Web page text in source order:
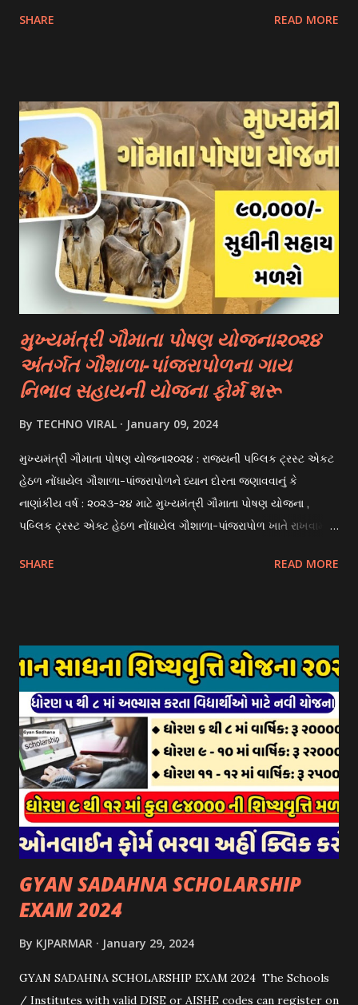
scholarship schemes that students can explore: 1.
Scholarships (United Kingdom) - Erasmus+ Program
(European Union) 2. University Scholarships: Most
universities have their own scholarship programs for
international students. These scholarships are often based
on academic merit, talent, or specific criteria set by the
university. 3. Private Scholarships: Various private
organizations, foundations, and corporations offer
scholarships to students for studying abroad. These
scholarships can be based on different criter...
SHARE READ MORE
મુખ્યમંત્રી ગૌમાતા પોષણ યોજના૨૦૨૪
અંતર્ગત ગૌશાળા-પાંજરાપોળના ગાય
નિભાવ સહાયની યોજના ફોર્મ શરૂ
By TECHNO VIRAL January 09, 2024
મુખ્યમંત્રી ગૌમાતા પોષણ યોજના૨૦૨૪ : રાજયની પબ્લિક ટ્રસ્ટ એકટ
હેઠળ નોંધાયેલ ગૌશાળા-પાંજરાપોળને ધ્યાન દોરતા જણાવવાનું કે
નાણાંકીય વર્ષ : ૨૦૨૩-૨૪ માટે મુખ્યમંત્રી ગૌમાતા પોષણ યોજના ,
પબ્લિક ટ્રસ્ટ એક્ટ હેઠળ નોંધાયેલ ગૌશાળા-પાંજરાપોળ ખાતે રાખવામાં
આઈ-ખેડુત પોર્ટલ પર મુકવામાં આવેલ છે. યોજનાના ઠરાવ તેમજ શરતો
પોર્ટલ પર અરજીઓ સ્વીકૃત કરવામાં આવશે. મુખ્યમંત્રી ગૌમાતા પોષણ
યોજના ૨૦૨૪ની સહાય: આ યોજના હેઠળ સંસ્થાઓ ખાતે રાખવામાં
આવતા પશુ દીઠ પ્રતિ દિન રૂ. ૩૦/- લેખે સહાય આપવામાં આવશે.
કોઈપણ સંસ્થાને વધુમાં વધુ ૩૦૦૦ પશુઓની સંખ્યાની મર્યાદામાં જ
સહાય મળવાપાત્ર થશે. આ સહાય ફક્ત ગાય અને ભેંસ વર્ગના પશુઓ
માટે જ આપવામાં આવશે અને તેના સિવાય બીજા કોઈપણ વર્ગના પશુઓ
માટેની સહાયનો આ યોજનામાં સમાવેશ થશે નહીં. એક જ રજીસ્ટ્રેશન
ધરાવતી મૂળ સં...
SHARE READ MORE
GYAN SADAHNA SCHOLARSHIP
EXAM 2024
By KJPARMAR January 29, 2024
GYAN SADAHNA SCHOLARSHIP EXAM 2024 The Schools
/ Institutes with valid DISE or AISHE codes can register on